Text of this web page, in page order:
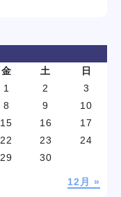
金 土 日
12月 »
1 2
3
8 9
10
15 16
17
22 23
24
29 30